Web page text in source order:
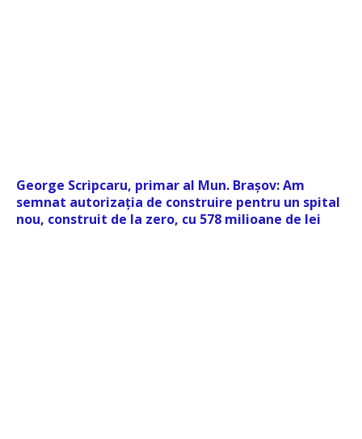
George Scripcaru, primar al Mun. Brașov: Am
semnat autorizația de construire pentru un spital
nou, construit de la zero, cu 578 milioane de lei